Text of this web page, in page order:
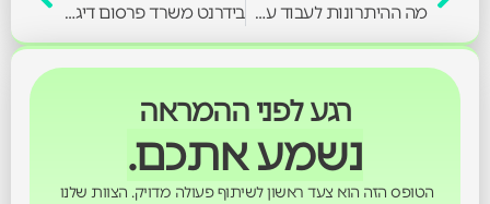
מה ההיתרונות לעבוד עם משרד פרסום דיגיטלי? בידרנט משרד פרסום דיגיטלי: המומחים שלכם לשיווק בפייסבוק, אינסטגרם, טיק טוק וגוגל
רגע לפני ההמראה
נשמע אתכם.
הטופס הזה הוא צעד ראשון לשיתוף פעולה מדויק. הצוות שלנו